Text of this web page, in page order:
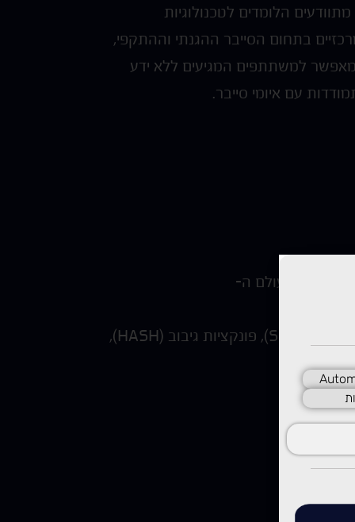
הלומדים לטכנולוגיות
בתחום הסייבר ההגנתי וההתקפי,
מאפשר למשתתפים המגיעים ללא ידע
עם איומי סייבר.
דגש על הגדרות שכיחות בעולם הסייבר, ניתוח איומים, ניהול סיכונים, מיפוי נכסים והיכרות עם כלי Security מעולם ה-
למידה מעמיקה של עקרונות ההצפנות השונות כגון הצפנה סימטרית וא-סימטרית, פרוטוקלי הצפנה (SSL-TLS), פונקציות גיבוב (HASH),